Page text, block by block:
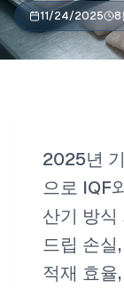
11/24/2025 8
2025년
으로 IQF
산기 방식
드립 손실
적재 효율